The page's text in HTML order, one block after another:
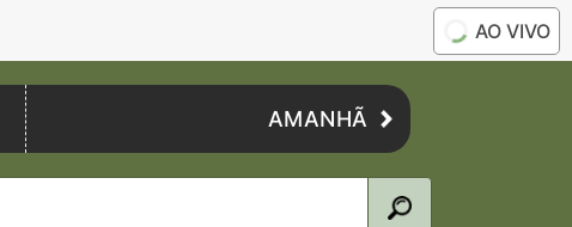
AO VIVO
AMANHÃ